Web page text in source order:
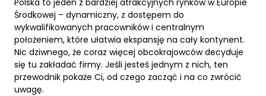
Polska to jeden z bardziej atrakcyjnych rynków w Europie
Środkowej – dynamiczny, z dostępem do
wykwalifikowanych pracowników i centralnym
położeniem, które ułatwia ekspansję na cały kontynent.
Nic dziwnego, że coraz więcej obcokrajowców decyduje
się tu zakładać firmy. Jeśli jesteś jednym z nich, ten
przewodnik pokaże Ci, od czego zacząć i na co zwrócić
uwagę.